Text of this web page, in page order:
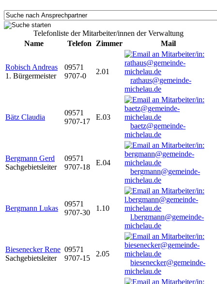
Telefonliste der Mitarbeiter/innen der Verwaltung
Name
Telefon Zimmer Mail
Robisch Andreas
1. Bürgermeister
09571
9707-0
2.01
rathaus@gemeinde-
michelau.de
Bätz Claudia
09571
9707-17
E.03
baetz@gemeinde-
michelau.de
Bergmann Gerd
Sachgebietsleiter
09571
9707-18
E.04
bergmann@gemeinde-
michelau.de
Bergmann Lukas
09571
9707-30
1.10
l.bergmann@gemeinde-
michelau.de
Biesenecker Rene
Sachgebietsleiter
09571
9707-15
2.05
biesenecker@gemeinde-
michelau.de